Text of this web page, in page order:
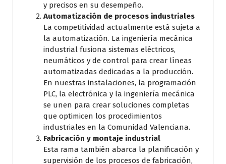
y precisos en su desempeño.
Automatización de procesos industriales
La competitividad actualmente está sujeta a
la automatización. La ingeniería mecánica
industrial fusiona sistemas eléctricos,
neumáticos y de control para crear líneas
automatizadas dedicadas a la producción.
En nuestras instalaciones, la programación
PLC, la electrónica y la ingeniería mecánica
se unen para crear soluciones completas
que optimicen los procedimientos
industriales en la Comunidad Valenciana.
Fabricación y montaje industrial
Esta rama también abarca la planificación y
supervisión de los procesos de fabricación,